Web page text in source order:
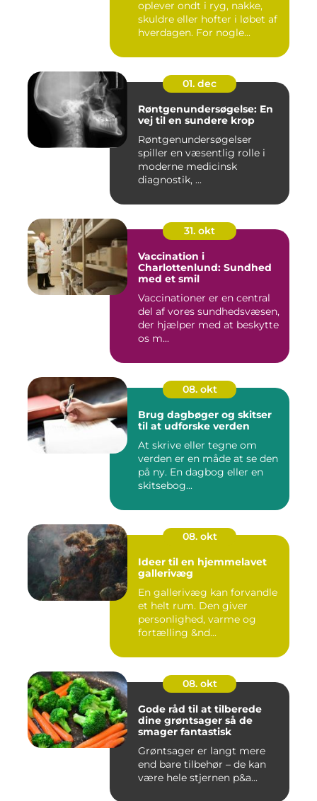
oplever ondt i ryg, nakke,
skuldre eller hofter i løbet af
hverdagen. For nogle...
01. dec
Røntgenundersøgelse: En
vej til en sundere krop
Røntgenundersøgelser
spiller en væsentlig rolle i
moderne medicinsk
diagnostik, ...
31. okt
Vaccination i
Charlottenlund: Sundhed
med et smil
Vaccinationer er en central
del af vores sundhedsvæsen,
der hjælper med at beskytte
os m...
08. okt
Brug dagbøger og skitser
til at udforske verden
At skrive eller tegne om
verden er en måde at se den
på ny. En dagbog eller en
skitsebog...
08. okt
Ideer til en hjemmelavet
gallerivæg
En gallerivæg kan forvandle
et helt rum. Den giver
personlighed, varme og
fortælling &nd...
08. okt
Gode råd til at tilberede
dine grøntsager så de
smager fantastisk
Grøntsager er langt mere
end bare tilbehør – de kan
være hele stjernen p&a...